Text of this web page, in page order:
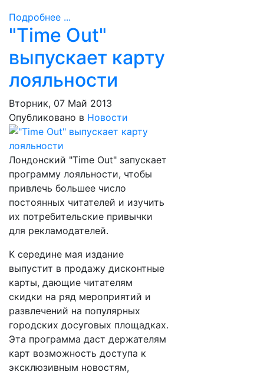
Подробнее ...
"Time Out"
выпускает карту
лояльности
Вторник, 07 Май 2013
Опубликовано в Новости
Лондонский "Time Out" запускает
программу лояльности, чтобы
привлечь большее число
постоянных читателей и изучить
их потребительские привычки
для рекламодателей.
К середине мая издание
выпустит в продажу дисконтные
карты, дающие читателям
скидки на ряд мероприятий и
развлечений на популярных
городских досуговых площадках.
Эта программа даст держателям
карт возможность доступа к
эксклюзивным новостям,